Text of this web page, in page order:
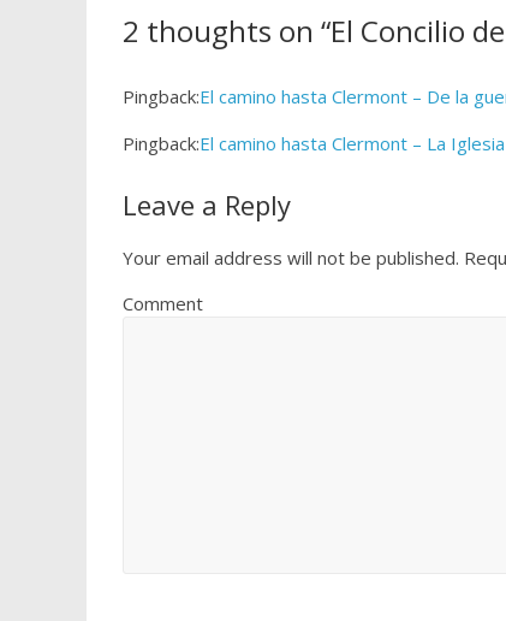
2 thoughts on “El Concilio
Pingback:El camino hasta Clermont – De la
Pingback:El camino hasta Clermont – La
Leave a Reply
Your email address will not be published.
Comment